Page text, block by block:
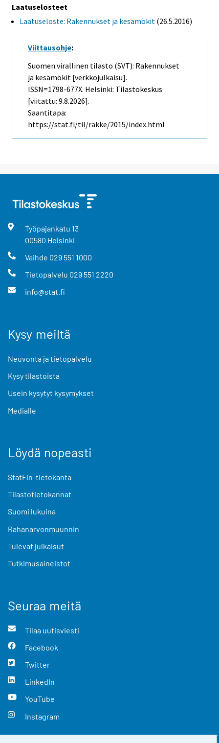
Laatuselosteet
Laatuseloste: Rakennukset ja kesämökit (26.5.2016)
Viittausohje:
Suomen virallinen tilasto (SVT): Rakennukset
ja kesämökit [verkkojulkaisu].
ISSN=1798-677X. Helsinki: Tilastokeskus
[viitattu: 9.8.2026].
Saantitapa:
https://stat.fi/til/rakke/2015/index.html
Työpajankatu 13
00580 Helsinki
Vaihde 029 551 1000
Tietopalvelu 029 551 2220
info@stat.fi
Kysy meiltä
Neuvonta ja tietopalvelu
Kysy tilastoista
Usein kysytyt kysymykset
Medialle
Löydä nopeasti
StatFin-tietokanta
Tilastotietokannat
Suomi lukuina
Rahanarvonmuunnin
Tulevat julkaisut
Tutkimusaineistot
Seuraa meitä
Tilaa uutisviesti
Facebook
Twitter
LinkedIn
YouTube
Instagram